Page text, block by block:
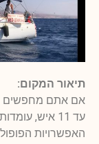
תיאור המקום:
אם אתם מחפשים
עד 11 איש,
האפשרויות